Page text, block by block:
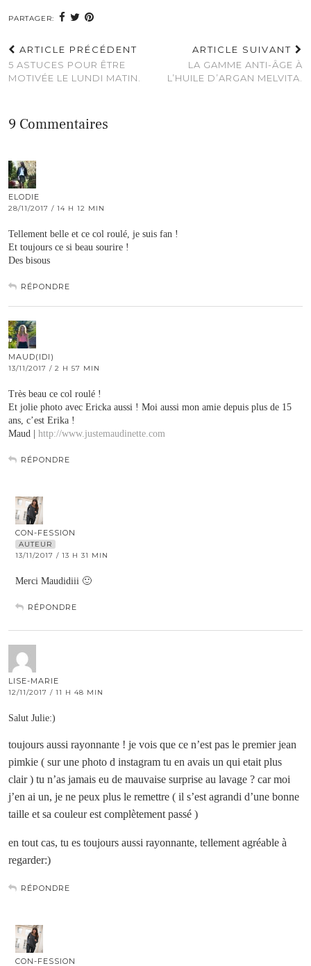
PARTAGER:
ARTICLE PRÉCÉDENT
5 ASTUCES POUR ÊTRE
MOTIVÉE LE LUNDI MATIN.
ARTICLE SUIVANT
LA GAMME ANTI-ÂGE À
L’HUILE D’ARGAN MELVITA.
9 Commentaires
ELODIE
28/11/2017 / 14 H 12 MIN
Tellement belle et ce col roulé, je suis fan !
Et toujours ce si beau sourire !
Des bisous
RÉPONDRE
MAUD(IDI)
13/11/2017 / 2 H 57 MIN
Très beau ce col roulé !
Et jolie photo avec Ericka aussi ! Moi aussi mon amie depuis plus de 15
ans, c’est Erika !
Maud | http://www.justemaudinette.com
RÉPONDRE
CON-FESSION
AUTEUR
13/11/2017 / 13 H 31 MIN
Merci Maudidiii 🙂
RÉPONDRE
LISE-MARIE
12/11/2017 / 11 H 48 MIN
Salut Julie:)
toujours aussi rayonnante ! je vois que ce n’est pas le premier jean
pimkie ( sur une photo d instagram tu en avais un qui etait plus
clair ) tu n’as jamais eu de mauvaise surprise au lavage ? car moi
j’en ai un, je ne peux plus le remettre ( il s’est agrandi d’une bonne
taille et sa couleur est complètement passé )
en tout cas, tu es toujours aussi rayonnante, tellement agréable à
regarder:)
RÉPONDRE
CON-FESSION